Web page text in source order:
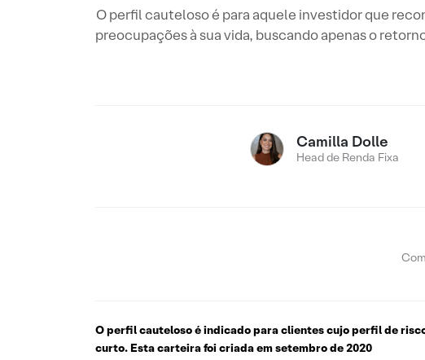
O perfil cauteloso é para aquele investidor que
preocupações à sua vida, buscando apenas o
Camilla Dolle
Head de Renda Fixa
O perfil cauteloso é indicado para clientes cujo perfil de
curto. Esta carteira foi criada em setembro de 2020